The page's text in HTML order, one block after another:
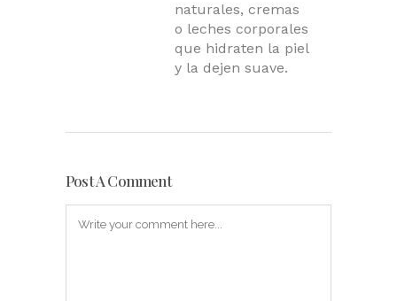
naturales, cremas
o leches corporales
que hidraten la piel
y la dejen suave.
Post A Comment